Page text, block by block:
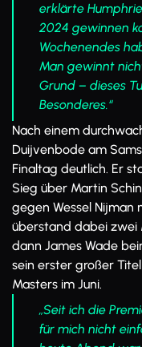
erklärte
2024 gewinnen
Wochenendes
Man gewinnt
Grund – dieses
Besonderes.“
Nach einem
Duijvenbode am
Finaltag deutlich. Er
Sieg über Martin
gegen Wessel Nijman
überstand dabei zwei
dann James Wade
sein erster großer
Masters im Juni.
„Seit ich die
für mich nicht